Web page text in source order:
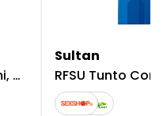
Sultan
RFSU Tunto Conture